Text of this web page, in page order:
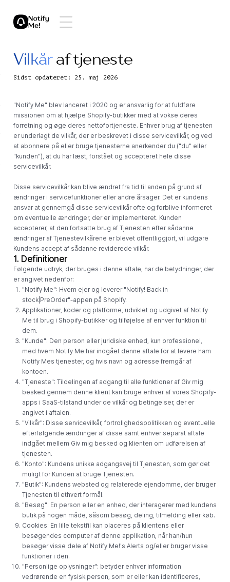
Vilkåraf tjeneste
Sidst opdateret: 25. maj 2026
"Notify Me" blev lanceret i 2020 og er ansvarlig for at fuldføre
missionen om at hjælpe Shopify-butikker med at vokse deres
forretning og øge deres nettofortjeneste. Enhver brug af tjenesten
er underlagt de vilkår, der er beskrevet i disse servicevilkår, og ved
at abonnere på eller bruge tjenesterne anerkender du ("du" eller
"kunden"), at du har læst, forstået og accepteret hele disse
servicevilkår.
Disse servicevilkår kan blive ændret fra tid til anden på grund af
ændringer i servicefunktioner eller andre årsager. Det er kundens
ansvar at gennemgå disse servicevilkår ofte og forblive informeret
om eventuelle ændringer, der er implementeret. Kunden
accepterer, at den fortsatte brug af Tjenesten efter sådanne
ændringer af Tjenestevilkårene er blevet offentliggjort, vil udgøre
Kundens accept af sådanne reviderede vilkår.
1. Definitioner
Følgende udtryk, der bruges i denne aftale, har de betydninger, der
er angivet nedenfor:
"Notify Me": Hvem ejer og leverer "Notify! Back in
stock|PreOrder"-appen på Shopify.
Applikationer, koder og platforme, udviklet og udgivet af Notify
Me til brug i Shopify-butikker og tilføjelse af enhver funktion til
dem.
"Kunde": Den person eller juridiske enhed, kun professionel,
med hvem Notify Me har indgået denne aftale for at levere ham
Notify Mes tjenester, og hvis navn og adresse fremgår af
kontoen.
"Tjeneste": Tildelingen af ​​adgang til alle funktioner af Giv mig
besked gennem denne klient kan bruge enhver af vores Shopify-
apps i SaaS-tilstand under de vilkår og betingelser, der er
angivet i aftalen.
"Vilkår": Disse servicevilkår, fortrolighedspolitikken og eventuelle
efterfølgende ændringer af disse samt enhver separat aftale
indgået mellem Giv mig besked og klienten om udførelsen af ​​
tjenesten.
"Konto": Kundens unikke adgangsvej til Tjenesten, som gør det
muligt for Kunden at bruge Tjenesten.
"Butik": Kundens websted og relaterede ejendomme, der bruger
Tjenesten til ethvert formål.
"Besøg": En person eller en enhed, der interagerer med kundens
butik på nogen måde, såsom besøg, deling, tilmelding eller køb.
Cookies: En lille tekstfil kan placeres på klientens eller
besøgendes computer af denne applikation, når han/hun
besøger visse dele af Notify Me!'s Alerts og/eller bruger visse
funktioner i den.
"Personlige oplysninger": betyder enhver information
vedrørende en fysisk person, som er eller kan identificeres,